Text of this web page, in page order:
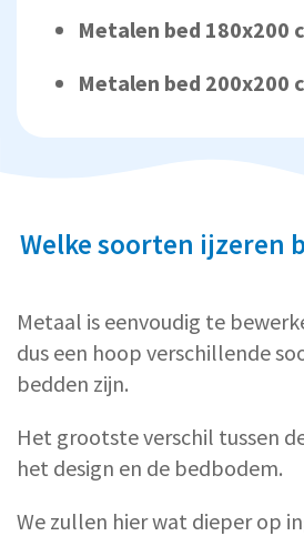
Metalen bed 180x200
Metalen bed 200x200
Welke soorten ijzeren
Metaal is eenvoudig te
dus een hoop verschillende
bedden zijn.
Het grootste verschil tussen
het design en de bedbodem.
We zullen hier wat dieper op